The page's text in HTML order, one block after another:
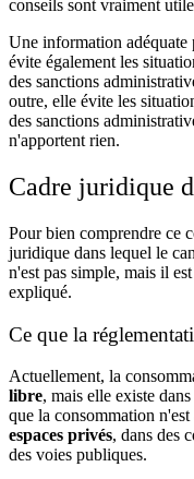
conseils sont vraiment
Une information adéquate
évite également les
des sanctions
outre, elle évite les
des sanctions
n'apportent rien.
Cadre juridique
Pour bien comprendre ce
juridique dans lequel le
n'est pas simple, mais il
expliqué.
Ce que la
Actuellement, la
libre, mais elle existe
que la consommation
espaces privés, dans des
des voies publiques.